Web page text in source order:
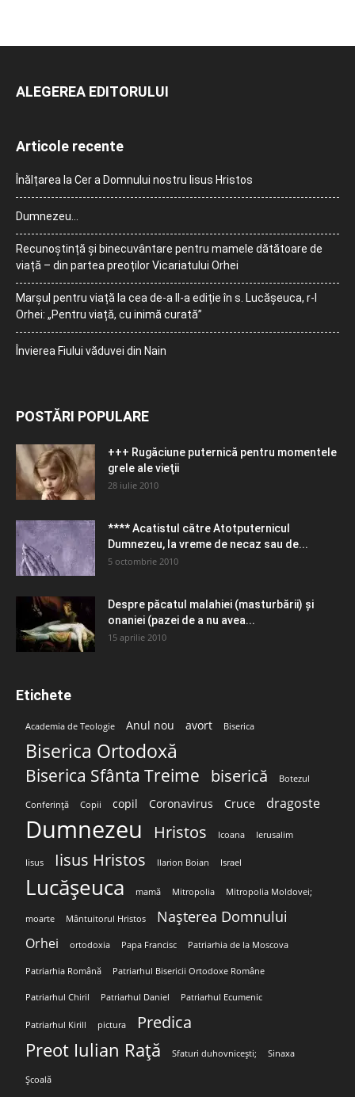
ALEGEREA EDITORULUI
Articole recente
Înălțarea la Cer a Domnului nostru Iisus Hristos
Dumnezeu…
Recunoștință și binecuvântare pentru mamele dătătoare de
viață – din partea preoților Vicariatului Orhei
Marșul pentru viață la cea de-a II-a ediție în s. Lucășeuca, r-l
Orhei: „Pentru viață, cu inimă curată”
Învierea Fiului văduvei din Nain
POSTĂRI POPULARE
+++ Rugăciune puternică pentru momentele
grele ale vieţii
28 iulie 2010
**** Acatistul către Atotputernicul
Dumnezeu, la vreme de necaz sau de...
5 octombrie 2010
Despre păcatul malahiei (masturbării) şi
onaniei (pazei de a nu avea...
15 aprilie 2010
Etichete
Academia de Teologie Anul nou avort Biserica
Biserica Ortodoxă
Biserica Sfânta Treime biserică Botezul
Conferință Copii copil Coronavirus Cruce dragoste
Dumnezeu Hristos Icoana Ierusalim
Iisus Iisus Hristos Ilarion Boian Israel
Lucășeuca mamă Mitropolia Mitropolia Moldovei;
moarte Mântuitorul Hristos Nașterea Domnului
Orhei ortodoxia Papa Francisc Patriarhia de la Moscova
Patriarhia Română Patriarhul Bisericii Ortodoxe Române
Patriarhul Chiril Patriarhul Daniel Patriarhul Ecumenic
Patriarhul Kirill pictura Predica
Preot Iulian Rață Sfaturi duhovnicești; Sinaxa
Școală